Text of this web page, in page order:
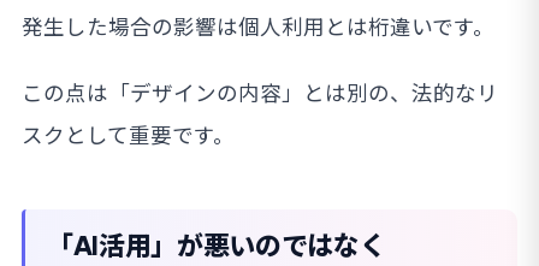
発生した場合の影響は個人利用とは桁違いです。
この点は「デザインの内容」とは別の、法的なリ
スクとして重要です。
「AI活用」が悪いのではなく